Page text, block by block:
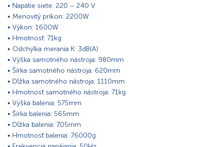
• Napätie siete: 220 – 240 V
• Menovitý príkon: 2200W
• Výkon: 1600W
• Hmotnosť: 71kg
• Odchýlka merania K: 3dB(A)
• Výška samotného nástroja: 980mm
• Šírka samotného nástroja: 620mm
• Dĺžka samotného nástroja: 1110mm
• Hmotnosť samotného nástroja: 71kg
• Výška balenia: 575mm
• Šírka balenia: 565mm
• Dĺžka balenia: 705mm
• Hmotnosť balenia: 76000g